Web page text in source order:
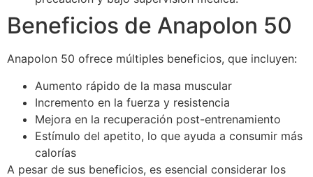
Beneficios de Anapolon 50
Anapolon 50 ofrece múltiples beneficios, que incluyen:
Aumento rápido de la masa muscular
Incremento en la fuerza y resistencia
Mejora en la recuperación post-entrenamiento
Estímulo del apetito, lo que ayuda a consumir más
calorías
A pesar de sus beneficios, es esencial considerar los